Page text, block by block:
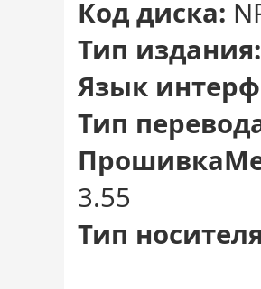
Код диска:
Тип
Язык
Тип
3.55
Тип